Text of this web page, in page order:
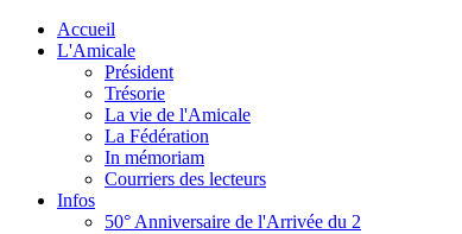
Accueil
L'Amicale
Président
Trésorie
La vie de l'Amicale
La Fédération
In mémoriam
Courriers des lecteurs
Infos
50° Anniversaire de l'Arrivée du 2